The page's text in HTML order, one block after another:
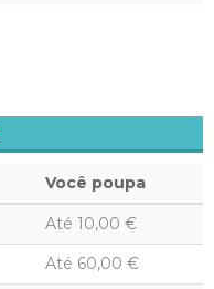
Você poupa
Até 10,00 €
Até 60,00 €